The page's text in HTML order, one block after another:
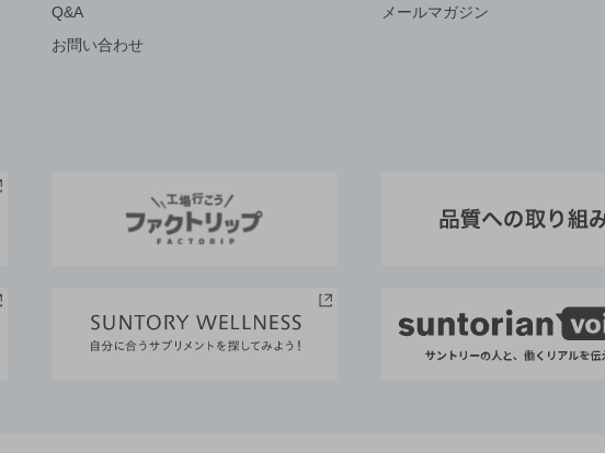
Q&A
お問い合わせ
メールマガジン